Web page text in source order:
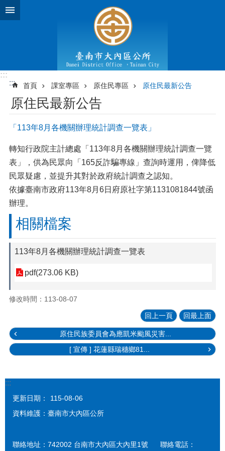
跳到主要內容區塊
:::
:::
首頁 課室專區 原住民專區 原住民最新公告
原住民最新公告
「113年8月各機關辦理統計調查一覽表」
轉知行政院主計總處「113年8月各機關辦理統計調查一覽
表」，供為民眾向「165反詐騙專線」查詢時運用，俾降低
民眾疑慮，並提升其對於政府統計調查之認知。
依據臺南市政府113年8月6日府原社字第1131081844號函
辦理。
相關檔案
113年8月各機關辦理統計調查一覽表
pdf(273.06 KB)
修改時間：113-08-07
回上一頁 回最上面
原住民族委員會為應凱米颱風災害...
[ 宣傳 ] 花蓮縣瑞穗鄉81...
:::
更新日期：
115-08-06
資料維護：臺南市大內區公所
聯絡地址：742002 台南市大內區大內里1號 聯絡電話：